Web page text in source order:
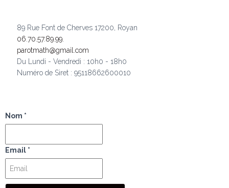
89 Rue Font de Cherves 17200, Royan
06.70.57.89.99.
parotmath@gmail.com
Du Lundi - Vendredi : 10h0 - 18h0
Numéro de Siret : 95118662600010
Nom *
Email *